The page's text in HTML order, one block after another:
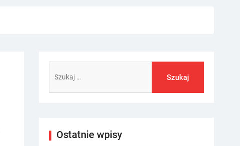
Ostatnie wpisy